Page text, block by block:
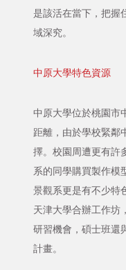
是該活在當下，把握
域深究。
中原大學特色資源
中原大學位於桃園市
距離，由於學校緊鄰
擇。校園周遭更有許
系的同學購買製作模
景觀系更是有不少特
天津大學合辦工作坊
研習機會，碩士班還
計畫。